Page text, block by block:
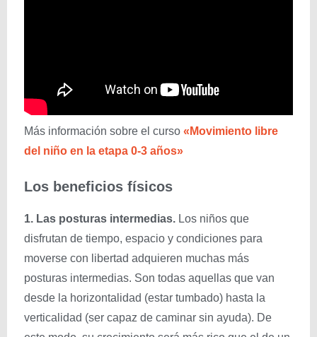
Más información sobre el curso «Movimiento libre
del niño en la etapa 0-3 años»
Los beneficios físicos
1. Las posturas intermedias. Los niños que
disfrutan de tiempo, espacio y condiciones para
moverse con libertad adquieren muchas más
posturas intermedias. Son todas aquellas que van
desde la horizontalidad (estar tumbado) hasta la
verticalidad (ser capaz de caminar sin ayuda). De